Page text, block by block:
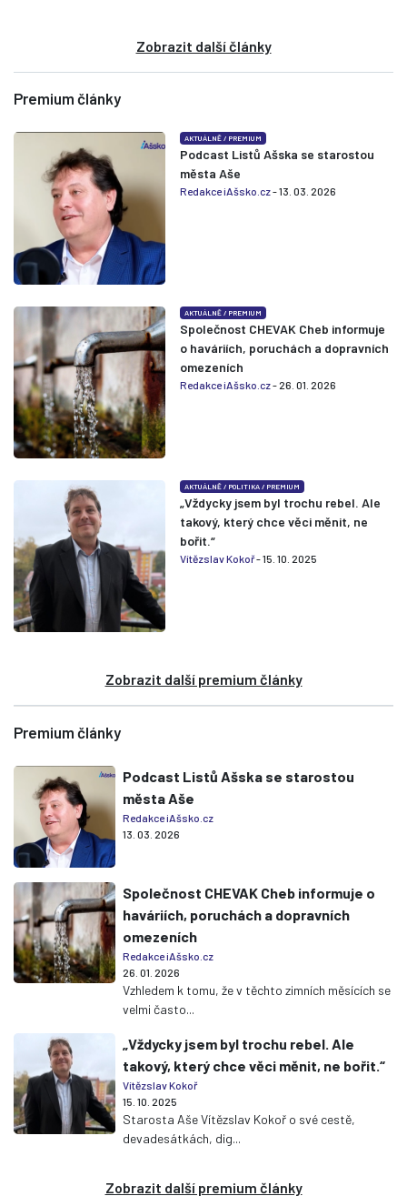
Zobrazit další články
Premium články
AKTUÁLNĚ /PREMIUM
Podcast Listů Ašska se starostou
města Aše
Redakce iAšsko.cz- 13. 03. 2026
AKTUÁLNĚ /PREMIUM
Společnost CHEVAK Cheb informuje
o haváriích, poruchách a dopravních
omezeních
Redakce iAšsko.cz- 26. 01. 2026
AKTUÁLNĚ /POLITIKA /PREMIUM
„Vždycky jsem byl trochu rebel. Ale
takový, který chce věci měnit, ne
bořit.“
Vítězslav Kokoř- 15. 10. 2025
Zobrazit další premium články
Premium články
Podcast Listů Ašska se starostou
města Aše
Redakce iAšsko.cz
13. 03. 2026
Společnost CHEVAK Cheb informuje o
haváriích, poruchách a dopravních
omezeních
Redakce iAšsko.cz
26. 01. 2026
Vzhledem k tomu, že v těchto zimních měsících se
velmi často...
„Vždycky jsem byl trochu rebel. Ale
takový, který chce věci měnit, ne bořit.“
Vítězslav Kokoř
15. 10. 2025
Starosta Aše Vítězslav Kokoř o své cestě,
devadesátkách, dig...
Zobrazit další premium články